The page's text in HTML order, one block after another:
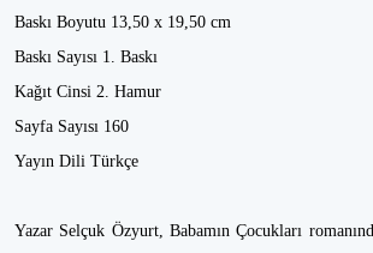
Baskı Boyutu 13,50 x 19,50 cm
Baskı Sayısı 1. Baskı
Kağıt Cinsi 2. Hamur
Sayfa Sayısı 160
Yayın Dili Türkçe
Yazar Selçuk Özyurt, Babamın Çocukları